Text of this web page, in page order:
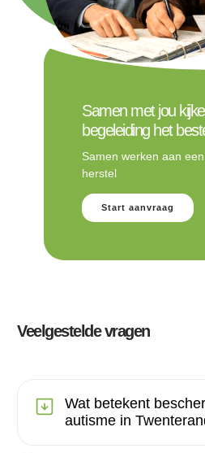
Samen met jou
begeleiding het
Samen werken aan
herstel
Start aanvraag
Veelgestelde vragen
Wat betekent
autisme in